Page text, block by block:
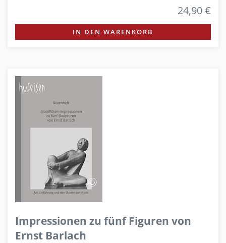
24,90 €
IN DEN WARENKORB
Impressionen zu fünf Figuren von
Ernst Barlach